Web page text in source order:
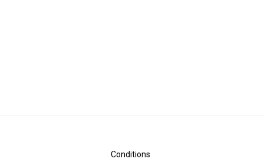
Conditions